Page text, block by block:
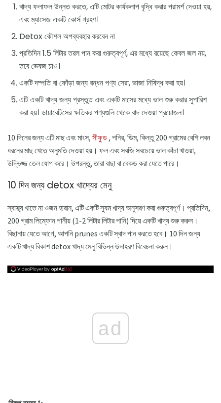
খাদ্য ফলাফল উন্নত করতে, এটি মোটর কার্যকলাপ বৃদ্ধি করার পরামর্শ দেওয়া হয়,
এবং ম্যাসেজ একটি কোর্স গ্রহণ।
Detox কৌশল অপব্যবহার করবেন না
প্রতিদিন 1.5 লিটার তরল পান করা গুরুত্বপূর্ণ, এর মধ্যে রয়েছে কেবল জল নয়,
তবে ভেষজ চাও।
একটি দম্পতি বা ফোঁড়া জন্য রন্ধন পণ্য সেরা, ভাজা নিষিদ্ধ করা হয়।
এটি একটি খাদ্য জন্য প্রস্তুত এবং একটি মাসের মধ্যে ভাল শুরু করার সুপারিশ
করা হয়। ডায়াবেটিসের ক্ষতিকর পণ্যগুলি থেকে বাদ দেওয়া প্রয়োজন।
10 দিনের জন্য এটি মাছ এবং মাংস, সীফুড, পনির, ডিম, কিন্তু 200 গ্রামের বেশি লবন
ধরনের মাছ খেতে অনুমতি দেওয়া হয়। ফল এবং সবজি সবচেয়ে ভাল কাঁচা খাওয়া,
উদ্ভিজ্জ তেল যোগ করে। উপরন্তু, তারা বাছা বা বেকড করা যেতে পারে।
10 দিন জন্য detox খাদ্যের মেনু
স্বাস্থ্য খাতে না ওজন হারান, এটি একটি সুষম খাদ্য অনুসরণ করা গুরুত্বপূর্ণ। প্রতিদিন,
200 গ্রাম লিম্ফোন পানীয় (1-2 লিটার লিটার পানি) দিয়ে একটি খাদ্য শুরু করুন।
বিছানায় যেতে আগে, আপনি prunes একটি স্বাদ পান করতে হবে। 10 দিন জন্য
একটি খাদ্য বিকাশ detox খাদ্য মেনু বিভিন্ন উদাহরণ বিবেচনা করুন।
ad